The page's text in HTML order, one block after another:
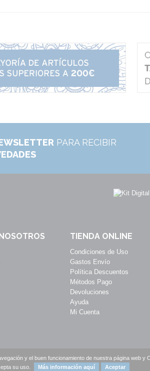
PARA RECIBIR
TIENDA ONLINE
Condiciones de Uso
Gastos Envío
Política Descuentos
Métodos Pago
Devoluciones
Ayuda
Mi Cuenta
y el buen funcionamiento de nuestra página web
su uso.
Más información aquí Aceptar